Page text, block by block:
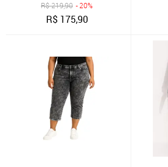
R$219,90 - 20%
R$ 175,90